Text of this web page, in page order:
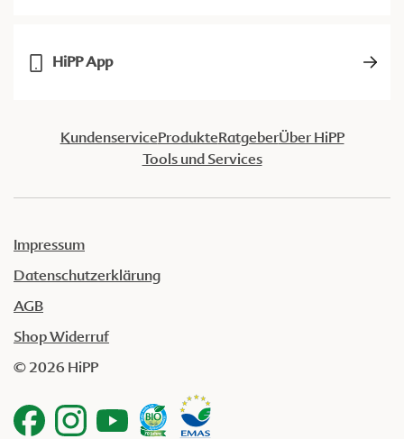
HiPP App
KundenserviceProdukteRatgeberÜber HiPP
Tools und Services
Impressum
Datenschutzerklärung
AGB
Shop Widerruf
© 2026 HiPP